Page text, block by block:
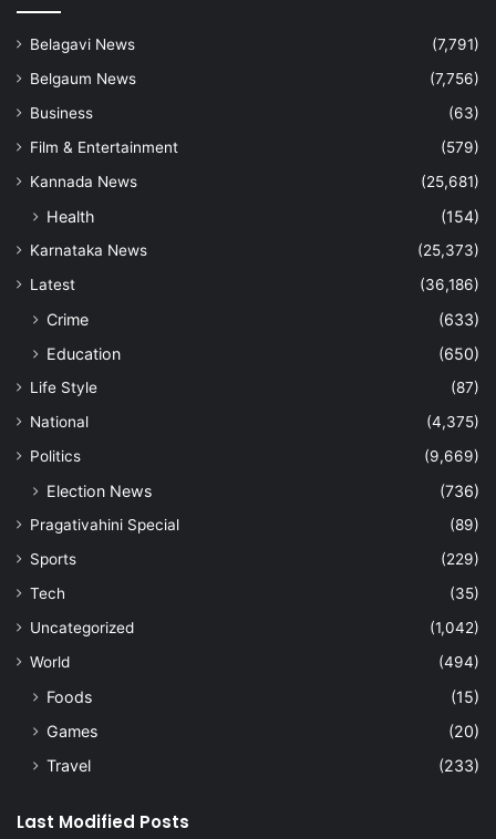
Belagavi News
(7,791)
Belgaum News
(7,756)
Business
(63)
Film & Entertainment
(579)
Kannada News
(25,681)
Health (154)
Karnataka News
(25,373)
Latest
(36,186)
Crime
(633)
Education
(650)
Life Style
(87)
National
(4,375)
Politics
(9,669)
Election News (736)
Pragativahini Special
(89)
Sports
(229)
Tech
(35)
Uncategorized
(1,042)
World
(494)
Foods
(15)
Games
(20)
Travel
(233)
Last Modified Posts